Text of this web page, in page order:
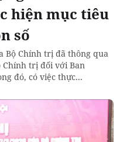
hiện mục tiêu
số
Bộ Chính trị đã thông qua
trị đối với Ban
đó, có việc thực...